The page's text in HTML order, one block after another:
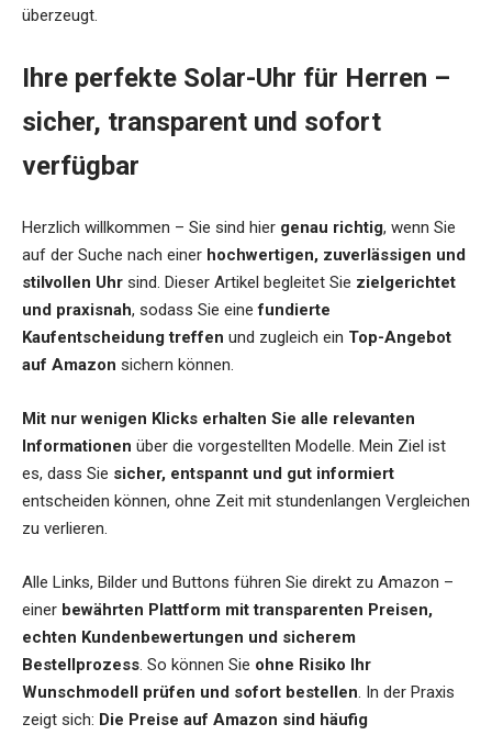
überzeugt.
Ihre perfekte Solar-Uhr für Herren –
sicher, transparent und sofort
verfügbar
Herzlich willkommen – Sie sind hier genau richtig, wenn Sie
auf der Suche nach einer hochwertigen, zuverlässigen und
stilvollen Uhr sind. Dieser Artikel begleitet Sie zielgerichtet
und praxisnah, sodass Sie einefundierte
Kaufentscheidung treffen und zugleich ein Top-Angebot
auf Amazon sichern können.
Mit nur wenigen Klicks erhalten Sie alle relevanten
Informationen über die vorgestellten Modelle. Mein Ziel ist
es, dass Sie sicher, entspannt und gut informiert
entscheiden können, ohne Zeit mit stundenlangen Vergleichen
zu verlieren.
Alle Links, Bilder und Buttons führen Sie direkt zu Amazon –
einer bewährten Plattform mit transparenten Preisen,
echten Kundenbewertungen und sicherem
Bestellprozess. So können Sie ohne Risiko Ihr
Wunschmodell prüfen und sofort bestellen. In der Praxis
zeigt sich: Die Preise auf Amazon sind häufig